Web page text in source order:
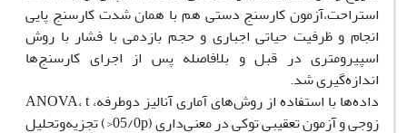
استراحت،آزمون کارسنج دستی هم با همان شدت کارسنج پایی
انجام و ظرفیت حیاتی اجباری و حجم بازدمی با فشار با روش
اسپیرومتری در قبل و بلافاصله پس از اجرای کارسنج‌ها
اندازه‌گیری شد.
داده‌‌ها با استفاده از روش‌های آماری آنالیز دوطرفه، ANOVA، t
زوجی و آزمون تعقیبی توکی در معنی‌داری (05/0p<) تجزیه‌‌وتحلیل